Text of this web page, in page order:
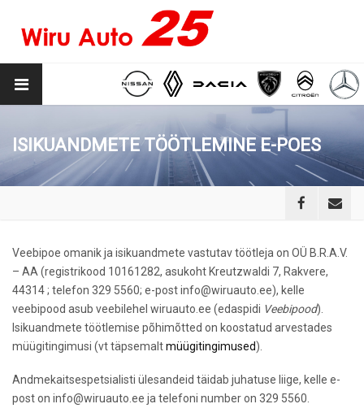
ISIKUANDMETE TÖÖTLEMINE E-POES
Veebipoe omanik ja isikuandmete vastutav töötleja on OÜ B.R.A.V.
– AA (registrikood 10161282, asukoht Kreutzwaldi 7, Rakvere,
44314 ‎; telefon ‎329 5560; e-post info@wiruauto.ee), kelle
veebipood asub veebilehel wiruauto.ee (edaspidi Veebipood).
Isikuandmete töötlemise põhimõtted on koostatud arvestades
müügitingimusi (vt täpsemaltmüügitingimused).
Andmekaitsespetsialisti ülesandeid täidab juhatuse liige, kelle e-
post on info@wiruauto.ee ja telefoni number on 329 5560.